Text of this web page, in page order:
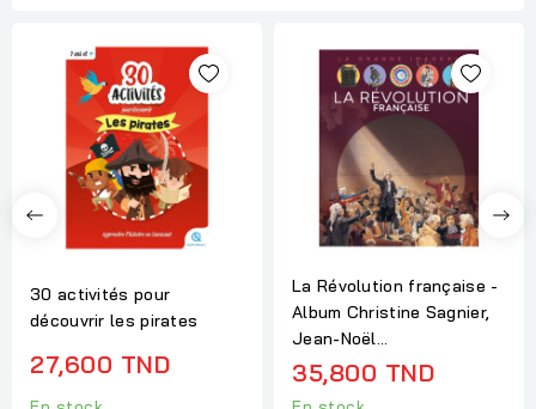
30 activités pour
découvrir les pirates
27,600 TND
La Révolution française -
Album Christine Sagnier,
Jean-Noël...
35,800 TND